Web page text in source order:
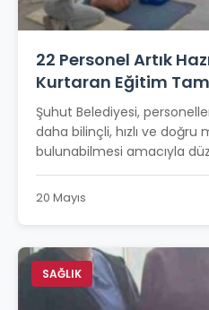
22 Personel Artık
Kurtaran Eğitim
Şuhut Belediyesi,
daha bilinçli, hızlı ve doğru
bulunabilmesi amacıyla
20 Mayıs
SAĞLIK